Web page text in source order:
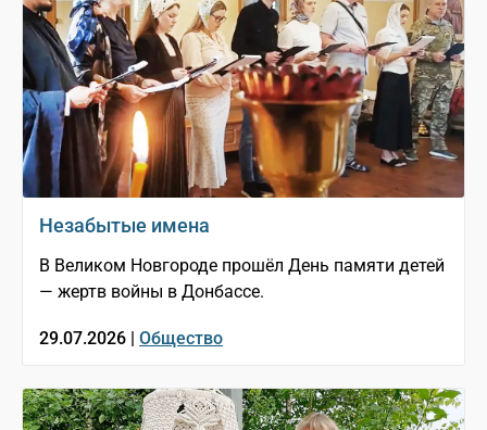
Незабытые имена
В Великом Новгороде прошёл День памяти детей
— жертв войны в Донбассе.
29.07.2026 | Общество